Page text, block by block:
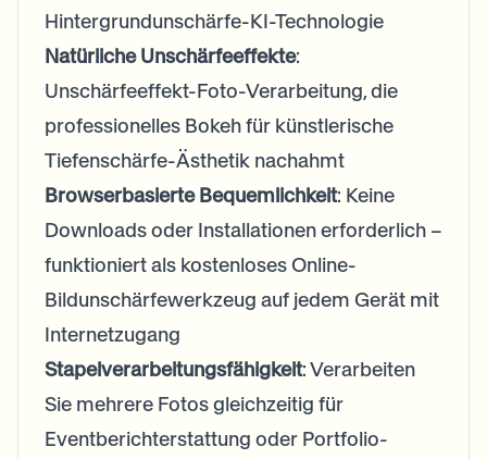
Hintergrundunschärfe-KI-Technologie
Natürliche Unschärfeeffekte:
Unschärfeeffekt-Foto-Verarbeitung, die
professionelles Bokeh für künstlerische
Tiefenschärfe-Ästhetik nachahmt
Browserbasierte Bequemlichkeit: Keine
Downloads oder Installationen erforderlich –
funktioniert als kostenloses Online-
Bildunschärfewerkzeug auf jedem Gerät mit
Internetzugang
Stapelverarbeitungsfähigkeit: Verarbeiten
Sie mehrere Fotos gleichzeitig für
Eventberichterstattung oder Portfolio-